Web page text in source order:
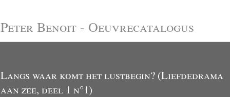
Peter Benoit - Oeuvrecatalogus
Langs waar komt het lustbegin? (Liefdedrama
aan zee, deel 1 n°1)